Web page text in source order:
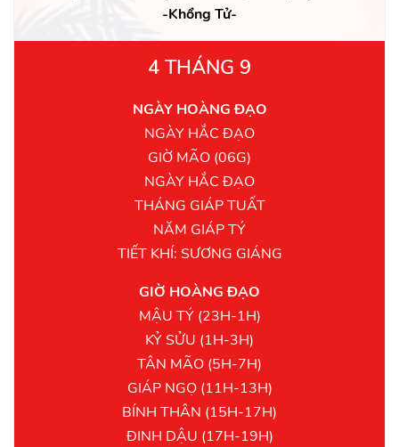
-Khổng Tử-
4 THÁNG 9
NGÀY HOÀNG ĐẠO
NGÀY HẮC ĐẠO
GIỜ MÃO (06G)
NGÀY HẮC ĐẠO
THÁNG GIÁP TUẤT
NĂM GIÁP TÝ
TIẾT KHÍ: SƯƠNG GIÁNG
GIỜ HOÀNG ĐẠO
MẬU TÝ (23H-1H)
KỶ SỬU (1H-3H)
TÂN MÃO (5H-7H)
GIÁP NGỌ (11H-13H)
BÍNH THÂN (15H-17H)
ĐINH DẬU (17H-19H)